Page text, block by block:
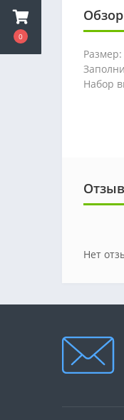
0
Набор
Нет